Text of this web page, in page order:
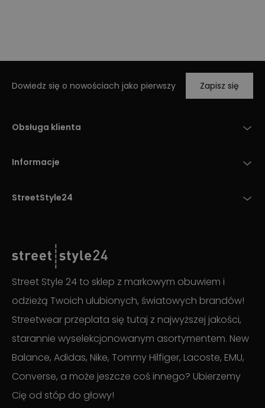
Dowiedz się o nowościach jako pierwszy Zapisz się
Obsługa klienta
Informacje
StreetStyle24
Street Style 24 to sklep z markowym obuwiem i
odzieżą Twoich ulubionych, światowych brandów!
Streetwear przeplata się tutaj z najwyższej jakości,
starannie wyselekcjonowanym asortymentem. New
Balance, Adidas, Nike, Tommy Hilfiger, Lacoste, EMU,
Converse, a może jeszcze coś innego? Ubierzemy
Cię od stóp do głowy!